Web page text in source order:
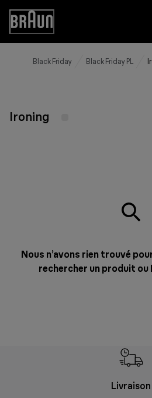
Skip
Content
Accessibility
Statement
Black Friday Black Friday PL
Ironing
Nous n’avons rien trouvé
rechercher un produit ou
Livraison